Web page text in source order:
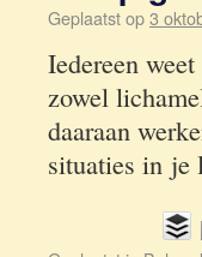
Geplaatst op3
Iedereen
zowel
daaraan
situaties in je